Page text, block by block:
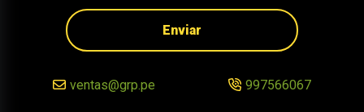
Enviar
ventas@grp.pe 997566067